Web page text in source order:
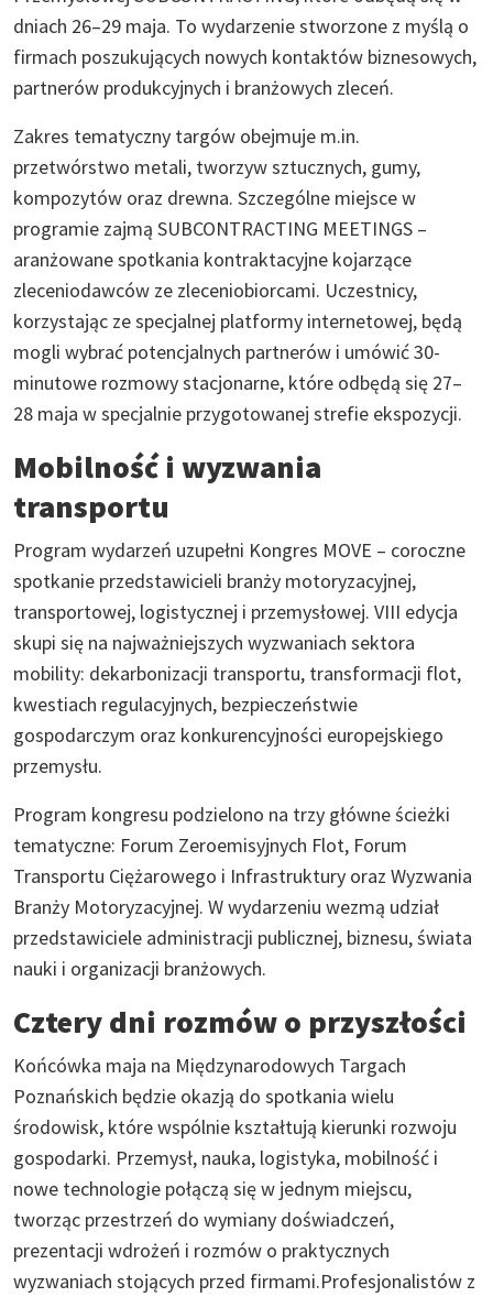
dniach 26–29 maja. To wydarzenie stworzone z myślą o
firmach poszukujących nowych kontaktów biznesowych,
partnerów produkcyjnych i branżowych zleceń.
Zakres tematyczny targów obejmuje m.in.
przetwórstwo metali, tworzyw sztucznych, gumy,
kompozytów oraz drewna. Szczególne miejsce w
programie zajmą SUBCONTRACTING MEETINGS –
aranżowane spotkania kontraktacyjne kojarzące
zleceniodawców ze zleceniobiorcami. Uczestnicy,
korzystając ze specjalnej platformy internetowej, będą
mogli wybrać potencjalnych partnerów i umówić 30-
minutowe rozmowy stacjonarne, które odbędą się 27–
28 maja w specjalnie przygotowanej strefie ekspozycji.
Mobilność i wyzwania
transportu
Program wydarzeń uzupełni Kongres MOVE – coroczne
spotkanie przedstawicieli branży motoryzacyjnej,
transportowej, logistycznej i przemysłowej. VIII edycja
skupi się na najważniejszych wyzwaniach sektora
mobility: dekarbonizacji transportu, transformacji flot,
kwestiach regulacyjnych, bezpieczeństwie
gospodarczym oraz konkurencyjności europejskiego
przemysłu.
Program kongresu podzielono na trzy główne ścieżki
tematyczne: Forum Zeroemisyjnych Flot, Forum
Transportu Ciężarowego i Infrastruktury oraz Wyzwania
Branży Motoryzacyjnej. W wydarzeniu wezmą udział
przedstawiciele administracji publicznej, biznesu, świata
nauki i organizacji branżowych.
Cztery dni rozmów o przyszłości
Końcówka maja na Międzynarodowych Targach
Poznańskich będzie okazją do spotkania wielu
środowisk, które wspólnie kształtują kierunki rozwoju
gospodarki. Przemysł, nauka, logistyka, mobilność i
nowe technologie połączą się w jednym miejscu,
tworząc przestrzeń do wymiany doświadczeń,
prezentacji wdrożeń i rozmów o praktycznych
wyzwaniach stojących przed firmami.Profesjonalistów z